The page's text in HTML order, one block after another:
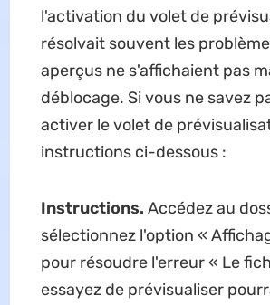
l'activation du volet de
résolvait souvent les
aperçus ne s'affichaient pas
déblocage. Si vous ne savez
activer le volet de
instructions ci-dessous :
Instructions. Accédez au
sélectionnez l'option «
pour résoudre l'erreur « Le
essayez de prévisualiser